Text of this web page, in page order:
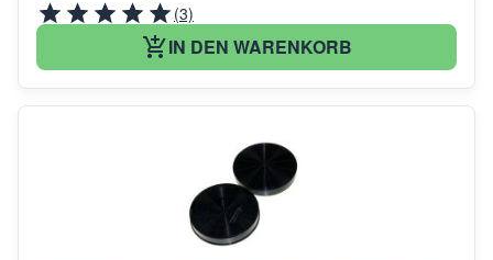
(3)
IN DEN WARENKORB